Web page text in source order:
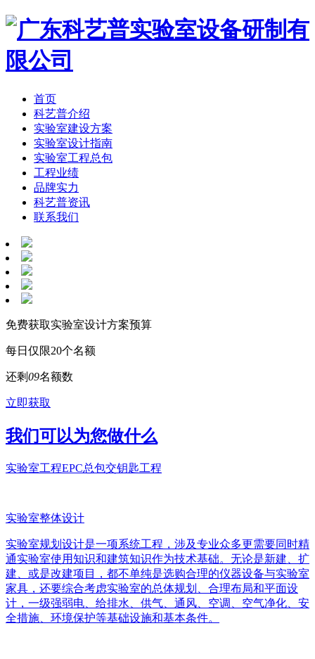
首页
科艺普介绍
实验室建设方案
实验室设计指南
实验室工程总包
工程业绩
品牌实力
科艺普资讯
联系我们
免费获取实验室设计方案预算
每日仅限20个名额
还剩09名额数
立即获取
我们可以为您做什么
实验室工程EPC总包交钥匙工程
实验室整体设计
实验室规划设计是一项系统工程，涉及专业众多更需要同时精
通实验室使用知识和建筑知识作为技术基础。无论是新建、扩
建、或是改建项目，都不单纯是选购合理的仪器设备与实验室
家具，还要综合考虑实验室的总体规划、合理布局和平面设
计，一级强弱电、给排水、供气、通风、空调、空气净化、安
全措施、环境保护等基础设施和基本条件。